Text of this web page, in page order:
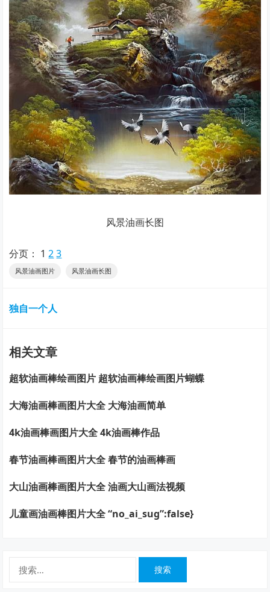
风景油画长图
分页： 1 2 3
风景油画图片 风景油画长图
独自一个人
相关文章
超软油画棒绘画图片 超软油画棒绘画图片蝴蝶
大海油画棒画图片大全 大海油画简单
4k油画棒画图片大全 4k油画棒作品
春节油画棒画图片大全 春节的油画棒画
大山油画棒画图片大全 油画大山画法视频
儿童画油画棒图片大全 “no_ai_sug”:false}